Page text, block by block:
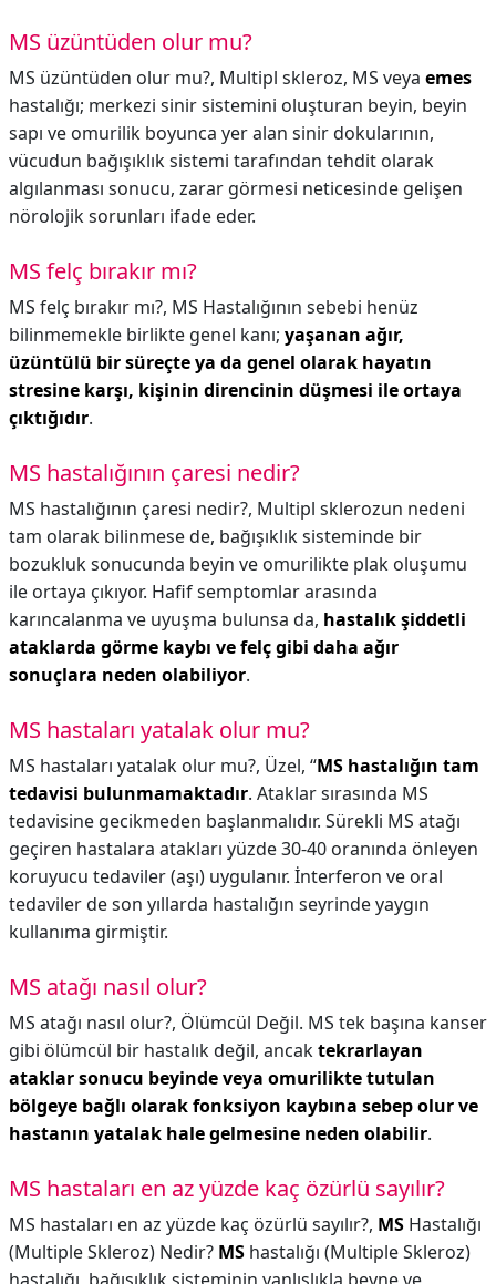
MS üzüntüden olur mu?
MS üzüntüden olur mu?, Multipl skleroz, MS veya emes
hastalığı; merkezi sinir sistemini oluşturan beyin, beyin
sapı ve omurilik boyunca yer alan sinir dokularının,
vücudun bağışıklık sistemi tarafından tehdit olarak
algılanması sonucu, zarar görmesi neticesinde gelişen
nörolojik sorunları ifade eder.
MS felç bırakır mı?
MS felç bırakır mı?, MS Hastalığının sebebi henüz
bilinmemekle birlikte genel kanı; yaşanan ağır,
üzüntülü bir süreçte ya da genel olarak hayatın
stresine karşı, kişinin direncinin düşmesi ile ortaya
çıktığıdır.
MS hastalığının çaresi nedir?
MS hastalığının çaresi nedir?, Multipl sklerozun nedeni
tam olarak bilinmese de, bağışıklık sisteminde bir
bozukluk sonucunda beyin ve omurilikte plak oluşumu
ile ortaya çıkıyor. Hafif semptomlar arasında
karıncalanma ve uyuşma bulunsa da, hastalık şiddetli
ataklarda görme kaybı ve felç gibi daha ağır
sonuçlara neden olabiliyor.
MS hastaları yatalak olur mu?
MS hastaları yatalak olur mu?, Üzel, “MS hastalığın tam
tedavisi bulunmamaktadır. Ataklar sırasında MS
tedavisine gecikmeden başlanmalıdır. Sürekli MS atağı
geçiren hastalara atakları yüzde 30-40 oranında önleyen
koruyucu tedaviler (aşı) uygulanır. İnterferon ve oral
tedaviler de son yıllarda hastalığın seyrinde yaygın
kullanıma girmiştir.
MS atağı nasıl olur?
MS atağı nasıl olur?, Ölümcül Değil. MS tek başına kanser
gibi ölümcül bir hastalık değil, ancaktekrarlayan
ataklar sonucu beyinde veya omurilikte tutulan
bölgeye bağlı olarak fonksiyon kaybına sebep olur ve
hastanın yatalak hale gelmesine neden olabilir.
MS hastaları en az yüzde kaç özürlü sayılır?
MS hastaları en az yüzde kaç özürlü sayılır?, MS Hastalığı
(Multiple Skleroz) Nedir? MS hastalığı (Multiple Skleroz)